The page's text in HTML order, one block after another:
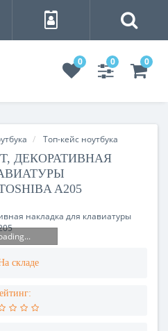
0 0 0
Топ-кейс ноутбука
ДЕКОРАТИВНАЯ
A205
складе